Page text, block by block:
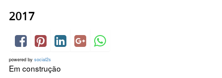
2017
powered by social2s
Em construção